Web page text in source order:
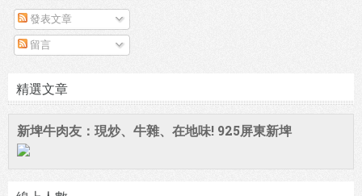
發表文章
留言
精選文章
新埤牛肉友：現炒、牛雜、在地味! 925屏東新埤